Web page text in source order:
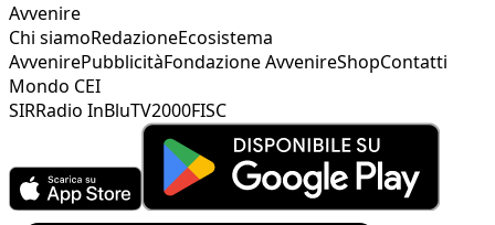
Avvenire
Chi siamoRedazioneEcosistema
AvvenirePubblicitàFondazione AvvenireShopContatti
Mondo CEI
SIRRadio InBluTV2000FISC